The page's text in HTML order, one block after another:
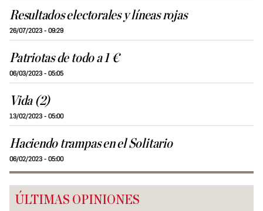
Resultados electorales y líneas rojas
26/07/2023 - 09:29
Patriotas de todo a 1 €
06/03/2023 - 05:05
Vida (2)
13/02/2023 - 05:00
Haciendo trampas en el Solitario
06/02/2023 - 05:00
ÚLTIMAS OPINIONES